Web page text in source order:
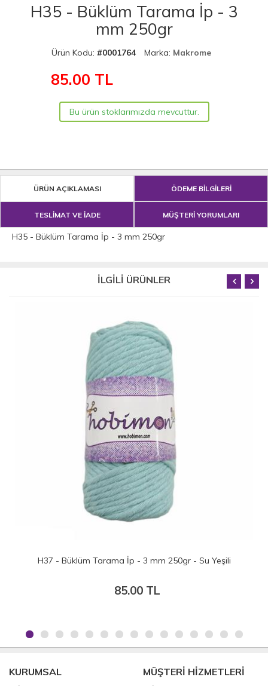
H35 - Büklüm Tarama İp - 3
mm 250gr
Ürün Kodu: #0001764 Marka: Makrome
85.00 TL
Bu ürün stoklarımızda mevcuttur.
ÜRÜN AÇIKLAMASI ÖDEME BİLGİLERİ
TESLİMAT VE İADE MÜŞTERİ YORUMLARI
H35 - Büklüm Tarama İp - 3 mm 250gr
İLGİLİ ÜRÜNLER
H37 - Büklüm Tarama İp - 3 mm 250gr - Su Yeşili
85.00 TL
KURUMSAL MÜŞTERİ HİZMETLERİ